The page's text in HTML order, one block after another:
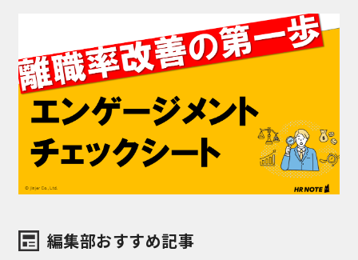
編集部おすすめ記事